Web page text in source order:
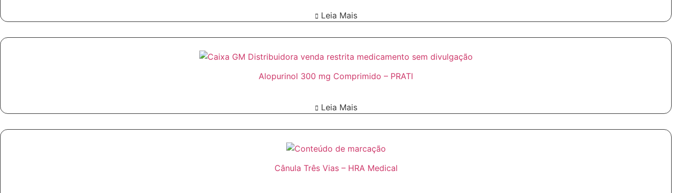
Leia Mais
Alopurinol 300 mg Comprimido – PRATI
Leia Mais
Cânula Três Vias – HRA Medical